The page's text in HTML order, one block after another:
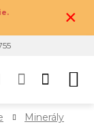
×
Minerály